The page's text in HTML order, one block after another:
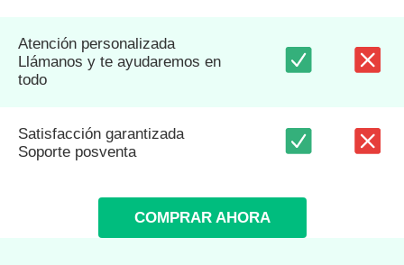
Atención personalizada
Llámanos y te ayudaremos en
todo
Satisfacción garantizada
Soporte posventa
COMPRAR AHORA